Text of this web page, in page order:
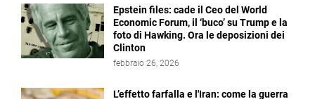
Epstein files: cade il Ceo del World
Economic Forum, il ‘buco’ su Trump e la
foto di Hawking. Ora le deposizioni dei
Clinton
febbraio 26, 2026
L’effetto farfalla e l'Iran: come la guerra